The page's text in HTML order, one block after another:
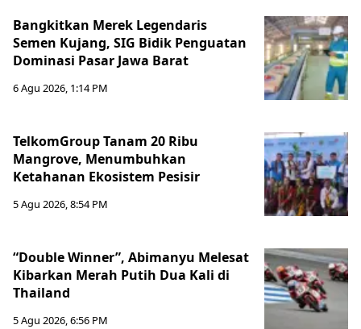
Bangkitkan Merek Legendaris
Semen Kujang, SIG Bidik Penguatan
Dominasi Pasar Jawa Barat
6 Agu 2026, 1:14 PM
TelkomGroup Tanam 20 Ribu
Mangrove, Menumbuhkan
Ketahanan Ekosistem Pesisir
5 Agu 2026, 8:54 PM
“Double Winner”, Abimanyu Melesat
Kibarkan Merah Putih Dua Kali di
Thailand
5 Agu 2026, 6:56 PM